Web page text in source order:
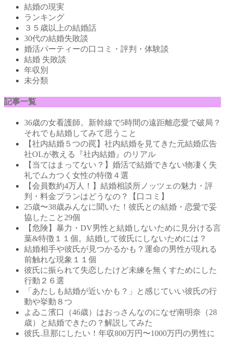
結婚の現実
ランキング
３５歳以上の結婚話
30代の結婚失敗談
婚活パーティーの口コミ・評判・体験談
結婚 失敗談
年収別
未分類
記事一覧
36歳の女看護師。新幹線で5時間の遠距離恋愛で破局？
それでも結婚してみて思うこと
【社内結婚５つの罠】社内結婚を見てきた元結婚広告
社OLが教える『社内結婚』のリアル
【当てはまってない？】婚活で結婚できない物凄く失
礼でムカつく女性の特徴４選
【会員数約4万人！】結婚相談所ノッツェの魅力・評
判・料金プランはどうなの？【口コミ】
25歳〜38歳みんなに聞いた！彼氏との結婚・恋愛で妥
協したこと29個
【危険】暴力・DV男性と結婚しないために見分ける言
葉&特徴１１個。結婚して彼氏にしないためには？
結婚相手や彼氏が見つかるかも？運命の男性が現れる
前触れな現象１１個
彼氏に振られて失恋したけど未練を無くすためにした
行動２６選
「あたしも結婚が近いかも？」と感じていい彼氏の行
動や挙動８つ
よゐこ濱口（46歳）はおっさんなのになぜ南明奈（28
歳）と結婚できたの？解説してみた
彼氏.旦那にしたい！年収800万円〜1000万円の男性に